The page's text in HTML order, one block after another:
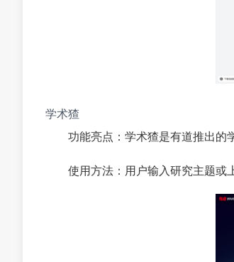
学术猹
功能亮点：学术猹是有道推出的
使用方法：用户输入研究主题或